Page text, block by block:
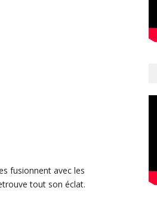
fusionnent avec les
tout son éclat.